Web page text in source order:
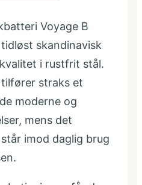
Voyage B
skandinavisk
i rustfrit stål.
straks et
moderne og
mens det
imod daglig brug